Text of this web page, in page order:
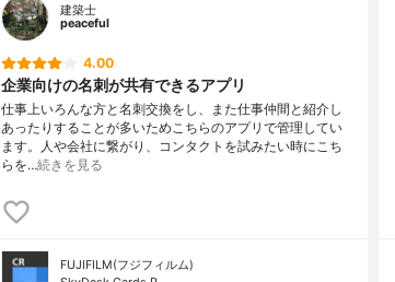
建築士
peaceful
4.00
企業向けの名刺が共有できるアプリ
仕事上いろんな方と名刺交換をし、また仕事仲間と紹介し
あったりすることが多いためこちらのアプリで管理してい
ます。人や会社に繋がり、コンタクトを試みたい時にこち
らを…続きを見る
FUJIFILM(フジフィルム)